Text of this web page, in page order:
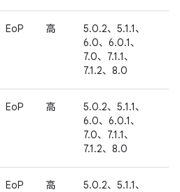
EoP 高
5.0.2、5.1.1、
6.0、6.0.1、
7.0、7.1.1、
7.1.2、8.0
EoP 高
5.0.2、5.1.1、
6.0、6.0.1、
7.0、7.1.1、
7.1.2、8.0
EoP 高
5.0.2、5.1.1、